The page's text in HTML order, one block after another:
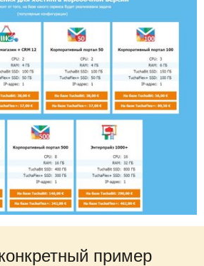
пример